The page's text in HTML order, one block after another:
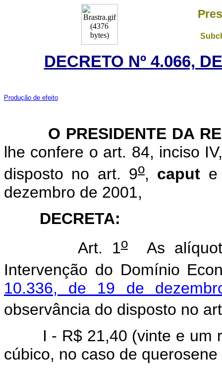
DECRETO Nº 4.066,
Produção de efeito
O PRESIDENTE DA
lhe confere o art. 84, inciso
disposto no art. 9o, caput
dezembro de 2001,
DECRETA:
Art. 1oAs
Intervenção do Domínio
10.336, de 19 de
observância do disposto no
I - R$ 21,40 (vinte e um
cúbico, no caso de